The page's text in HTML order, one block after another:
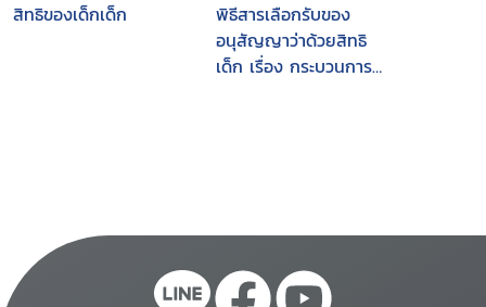
สิทธิของเด็กเด็ก
พิธีสารเลือกรับของ
อนุสัญญาว่าด้วยสิทธิ
เด็ก เรื่อง กระบวนการ